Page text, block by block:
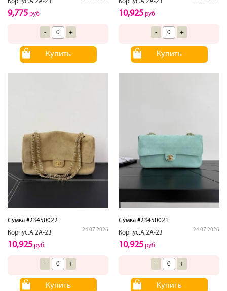
9,775 руб
- +
Купить
10,925 руб
- +
Купить
Сумка #23450022
Корпус.А.2А-23
24.07.2026
10,925 руб
- +
Купить
Сумка #23450021
Корпус.А.2А-23
24.07.2026
10,925 руб
- +
Купить